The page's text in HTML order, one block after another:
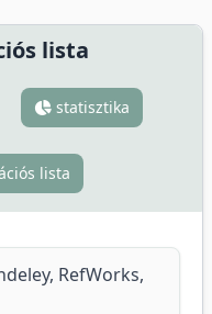
lista
statisztika
lista
RefWorks,